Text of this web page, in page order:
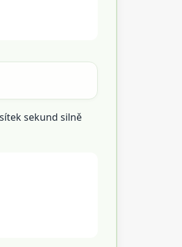
sekund silně